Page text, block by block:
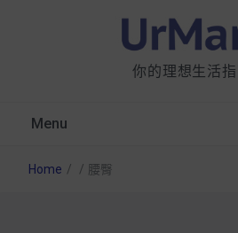
你的理想生活
Menu
Home / / 腰臀